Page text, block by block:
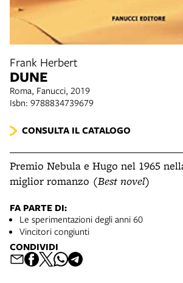
Frank Herbert
DUNE
Roma, Fanucci, 2019
Isbn: 9788834739679
CONSULTA IL CATALOGO
Premio Nebula e Hugo nel 1965
miglior romanzo (Best novel)
FA PARTE DI:
Le sperimentazioni degli anni 60
Vincitori congiunti
CONDIVIDI